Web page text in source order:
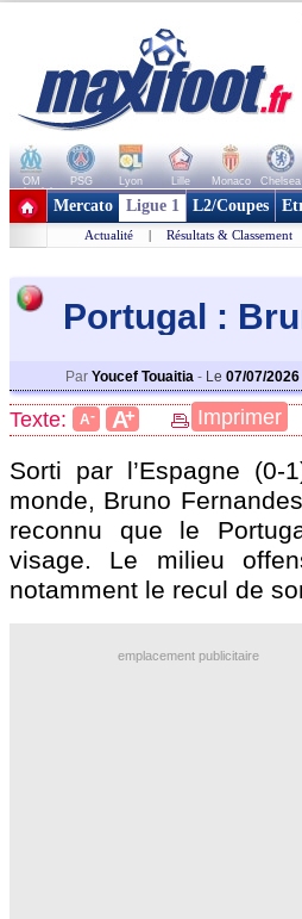
OM PSG Lyon Lille Monaco Chelsea
+ de clubs
Mercato Ligue 1 L2/Coupes
Actualité | Résultats & Classement
Portugal :
Par Youcef Touaitia - Le 07/07/2026
Texte: A- A+ Imprimer
Sorti par l’Espagne
monde, Bruno
reconnu que le
visage. Le milieu
notamment le recul de
emplacement publicitaire